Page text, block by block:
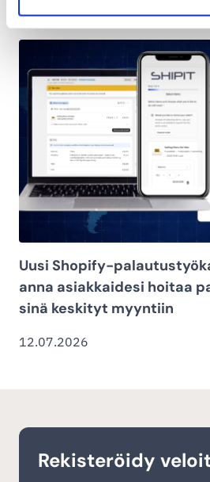
20.07.2026
Uusi Shopify-
anna asiakkaidesi hoitaa
sinä keskityt myyntiin
12.07.2026
Rekisteröidy